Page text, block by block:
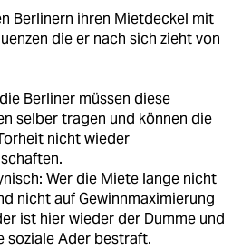
Berlinern ihren Mietdeckel mit
die er nach sich zieht von
Berliner müssen diese
selber tragen und können die
nicht wieder
Wer die Miete lange nicht
nicht auf Gewinnmaximierung
ist hier wieder der Dumme und
soziale Ader bestraft.